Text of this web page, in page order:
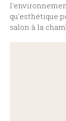
qu'esthétique
salon à la